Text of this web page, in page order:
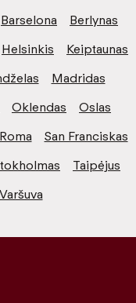
Barselona
Berlynas
Helsinkis
Keiptaunas
Madridas
Oklendas
Oslas
Roma
San Franciskas
Taipėjus
Varšuva